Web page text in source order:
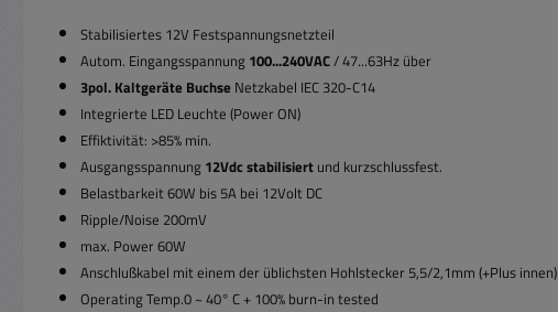
Stabilisiertes 12V Festspannungsnetzteil
Autom. Eingangsspannung 100...240VAC/ 47...63Hz über
3pol. Kaltgeräte Buchse Netzkabel IEC 320-C14
Integrierte LED Leuchte (Power ON)
Effiktivität: >85% min.
Ausgangsspannung 12Vdc stabilisiert und kurzschlussfest.
Belastbarkeit 60W bis 5A bei 12Volt DC
Ripple/Noise 200mV
max. Power 60W
Anschlußkabel mit einem der üblichsten Hohlstecker 5,5/2,1mm (+Plus innen)
Operating Temp.0 ~ 40° C + 100% burn-in tested